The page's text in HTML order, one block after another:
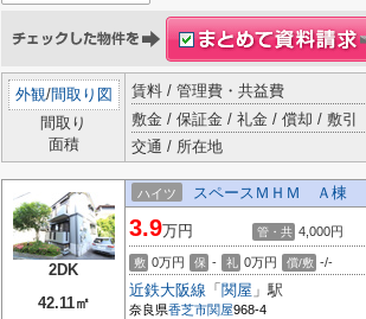
外観/間取り図
間取り
面積
賃料 / 管理費・共益費
敷金 / 保証金 / 礼金 / 償却 / 敷引
交通 / 所在地
2DK
42.11㎡
ハイツ スペースＭＨＭ Ａ棟
3.9万円 管・共 4,000円
敷 0万円 保 - 礼 0万円 償/敷 -/-
近鉄大阪線 「 関屋 」駅
奈良県香芝市関屋968-4